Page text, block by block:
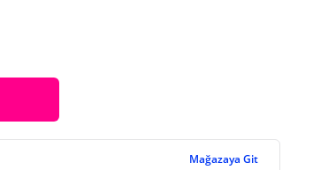
Mağazaya Git